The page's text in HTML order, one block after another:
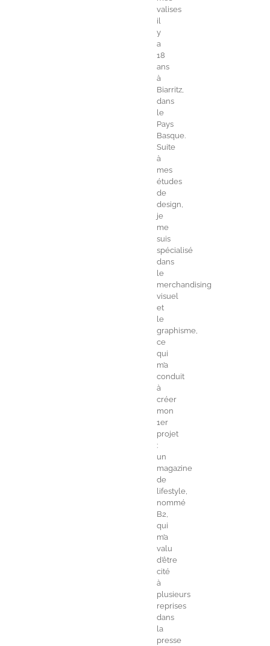
valises
il
y
a
18
ans
à
Biarritz,
dans
le
Pays
Basque.
Suite
à
mes
études
de
design,
je
me
suis
spécialisé
dans
le
merchandising
visuel
et
le
graphisme,
ce
qui
m’a
conduit
à
créer
mon
1er
projet
:
un
magazine
de
lifestyle,
nommé
B2,
qui
m’a
valu
d’être
cité
à
plusieurs
reprises
dans
la
presse